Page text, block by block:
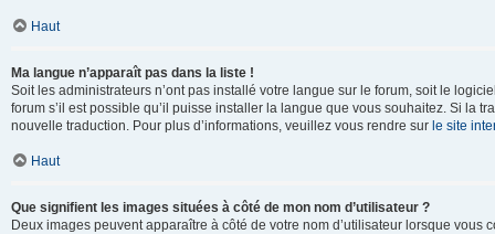
Haut
Ma langue n’apparaît pas dans la liste !
Soit les administrateurs n’ont pas installé votre langue sur le forum, soit le
forum s’il est possible qu’il puisse installer la langue que vous souhaitez. Si la
nouvelle traduction. Pour plus d’informations, veuillez vous rendre sur le site
Haut
Que signifient les images situées à côté de mon nom d’utilisateur ?
Deux images peuvent apparaître à côté de votre nom d’utilisateur lorsque